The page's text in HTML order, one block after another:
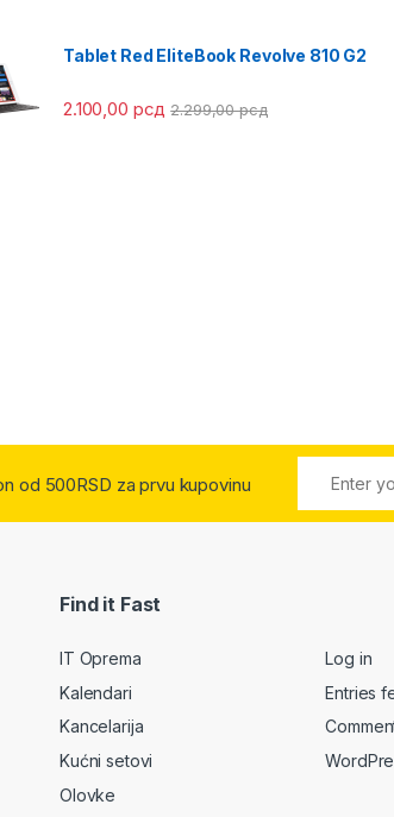
Tablet Red EliteBook Revolve 810 G2
2.100,00 рсд 2.299,00рсд
od 500RSD za prvu kupovinu
Find it Fast
IT Oprema
Kalendari
Kancelarija
Kućni setovi
Olovke
Log in
Entries